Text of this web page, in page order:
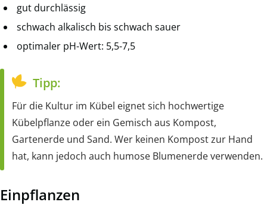
gut durchlässig
schwach alkalisch bis schwach sauer
optimaler pH-Wert: 5,5-7,5
Tipp:
Für die Kultur im Kübel eignet sich hochwertige
Kübelpflanze oder ein Gemisch aus Kompost,
Gartenerde und Sand. Wer keinen Kompost zur Hand
hat, kann jedoch auch humose Blumenerde verwenden.
Einpflanzen